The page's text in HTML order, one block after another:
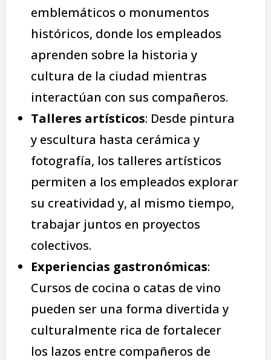
emblemáticos o monumentos
históricos, donde los empleados
aprenden sobre la historia y
cultura de la ciudad mientras
interactúan con sus compañeros.
Talleres artísticos: Desde pintura
y escultura hasta cerámica y
fotografía, los talleres artísticos
permiten a los empleados explorar
su creatividad y, al mismo tiempo,
trabajar juntos en proyectos
colectivos.
Experiencias gastronómicas:
Cursos de cocina o catas de vino
pueden ser una forma divertida y
culturalmente rica de fortalecer
los lazos entre compañeros de